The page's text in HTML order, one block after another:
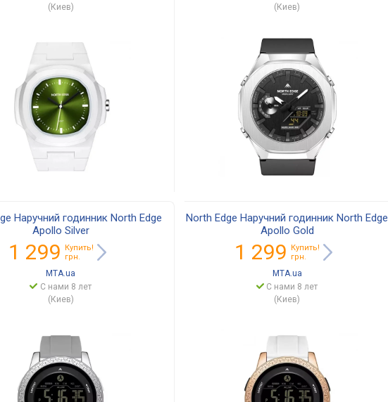
(Киев)
(Киев)
Наручний годинник North Edge
Apollo Silver
1 299
Купить!
грн.
MTA.ua
С нами 8 лет
(Киев)
North Edge Наручний годинник North Edge
Apollo Gold
1 299
Купить!
грн.
MTA.ua
С нами 8 лет
(Киев)